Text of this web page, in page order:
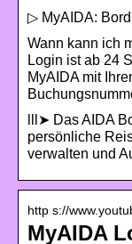
▷ MyAIDA:
Wann kann ich
Login ist ab 24
MyAIDA mit
lll➤ Das AIDA
persönliche
verwalten und
http s://
MyAIDA